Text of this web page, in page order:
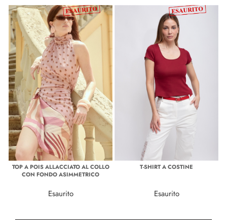
TOP A POIS ALLACCIATO AL COLLO
CON FONDO ASIMMETRICO
Esaurito
T-SHIRT A COSTINE
Esaurito